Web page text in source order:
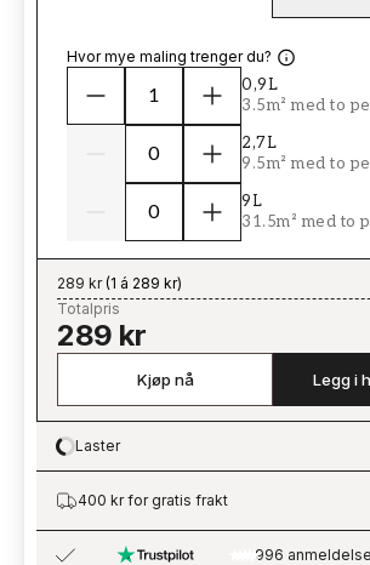
Hvor mye maling trenger du?
0,9L
3.5m² med to
2,7L
9.5m² med to
9L
31.5m² med to
289 kr(1 á 289 kr)
Totalpris
289 kr
Kjøp nå Legg i
Loading…
Laster
400 kr for gratis frakt
996